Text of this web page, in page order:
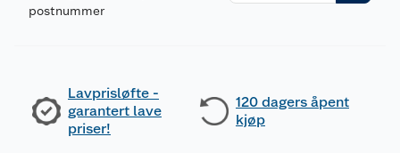
postnummer
Lavprisløfte -
garantert lave
priser!
120 dagers åpent
kjøp